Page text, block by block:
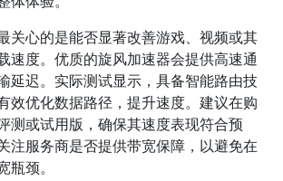
关心的是能否显著改善游戏、视频或其
速度。优质的旋风加速器会提供高速通
延迟。实际测试显示，具备智能路由技
效优化数据路径，提升速度。建议在购
测或试用版，确保其速度表现符合预
注服务商是否提供带宽保障，以避免在
颈。